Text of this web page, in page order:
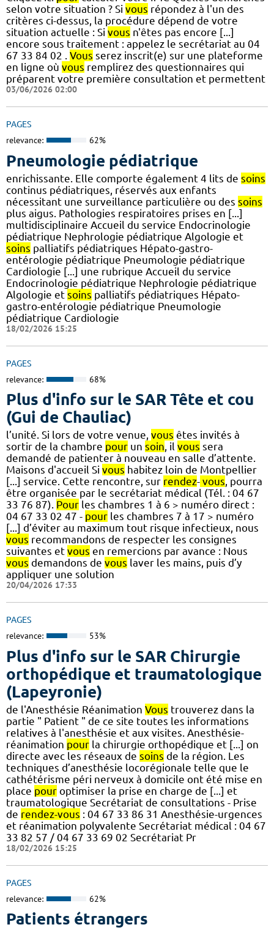
selon votre situation ? Si vous répondez à l'un des
critères ci-dessus, la procédure dépend de votre
situation actuelle : Si vous n'êtes pas encore [...]
encore sous traitement : appelez le secrétariat au 04
67 33 84 02 . Vous serez inscrit(e) sur une plateforme
en ligne où vous remplirez des questionnaires qui
préparent votre première consultation et permettent
03/06/2026 02:00
PAGES
relevance: 62%
Pneumologie pédiatrique
enrichissante. Elle comporte également 4 lits de soins
continus pédiatriques, réservés aux enfants
nécessitant une surveillance particulière ou des soins
plus aigus. Pathologies respiratoires prises en [...]
multidisciplinaire Accueil du service Endocrinologie
pédiatrique Nephrologie pédiatrique Algologie et
soins palliatifs pédiatriques Hépato-gastro-
entérologie pédiatrique Pneumologie pédiatrique
Cardiologie [...] une rubrique Accueil du service
Endocrinologie pédiatrique Nephrologie pédiatrique
Algologie et soins palliatifs pédiatriques Hépato-
gastro-entérologie pédiatrique Pneumologie
pédiatrique Cardiologie
18/02/2026 15:25
PAGES
relevance: 68%
Plus d'info sur le SAR Tête et cou
(Gui de Chauliac)
l’unité. Si lors de votre venue, vous êtes invités à
sortir de la chambre pour un soin, il vous sera
demandé de patienter à nouveau en salle d’attente.
Maisons d'accueil Si vous habitez loin de Montpellier
[...] service. Cette rencontre, sur rendez- vous, pourra
être organisée par le secrétariat médical (Tél. : 04 67
33 76 87). Pour les chambres 1 à 6 > numéro direct :
04 67 33 02 47 - pour les chambres 7 à 17 > numéro
[...] d’éviter au maximum tout risque infectieux, nous
vous recommandons de respecter les consignes
suivantes et vous en remercions par avance : Nous
vous demandons de vous laver les mains, puis d’y
appliquer une solution
20/04/2026 17:33
PAGES
relevance: 53%
Plus d'info sur le SAR Chirurgie
orthopédique et traumatologique
(Lapeyronie)
de l'Anesthésie Réanimation Vous trouverez dans la
partie " Patient " de ce site toutes les informations
relatives à l'anesthésie et aux visites. Anesthésie-
réanimation pour la chirurgie orthopédique et [...] on
directe avec les réseaux de soins de la région. Les
techniques d’anesthésie locorégionale telle que le
cathétérisme péri nerveux à domicile ont été mise en
place pour optimiser la prise en charge de [...] et
traumatologique Secrétariat de consultations - Prise
de rendez-vous : 04 67 33 86 31 Anesthésie-urgences
et réanimation polyvalente Secrétariat médical : 04 67
33 82 57 / 04 67 33 69 02 Secrétariat Pr
18/02/2026 15:25
PAGES
relevance: 62%
Patients étrangers